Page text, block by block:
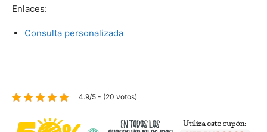
Enlaces:
Consulta personalizada
4.9/5 - (20 votos)